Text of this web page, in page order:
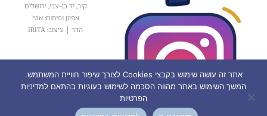
קיר, יד בן-צבי, ירושלים
אפיון ופיתוח: אטי
הדר
עיצוב: IRITA
אתר זה עושה שימוש בקבצי Cookies לצורך שיפור חוויית המשתמש.
המשך השימוש באתר מהווה הסכמה לשימוש בעוגיות בהתאם למדיניות
הפרטיות